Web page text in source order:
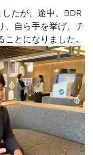
たが、途中、BDR
、自ら手を挙げ、チ
とになりました。